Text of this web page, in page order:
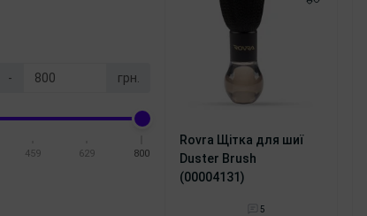
- грн.
459 629 800
Rovra Щітка для шиї
Duster Brush
(00004131)
5